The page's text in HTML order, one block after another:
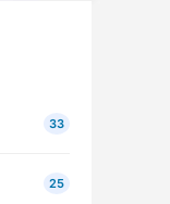
33
25